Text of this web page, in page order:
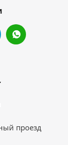
проезд